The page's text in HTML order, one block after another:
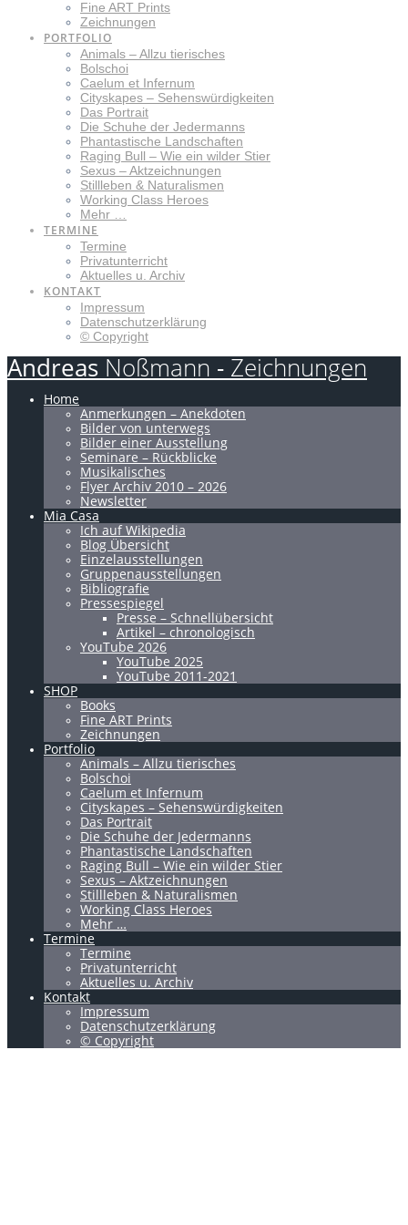
Fine ART Prints
Zeichnungen
PORTFOLIO
Animals – Allzu tierisches
Bolschoi
Caelum et Infernum
Cityskapes – Sehenswürdigkeiten
Das Portrait
Die Schuhe der Jedermanns
Phantastische Landschaften
Raging Bull – Wie ein wilder Stier
Sexus – Aktzeichnungen
Stillleben & Naturalismen
Working Class Heroes
Mehr …
TERMINE
Termine
Privatunterricht
Aktuelles u. Archiv
KONTAKT
Impressum
Datenschutzerklärung
© Copyright
Andreas Noßmann - Zeichnungen
Home
Anmerkungen – Anekdoten
Bilder von unterwegs
Bilder einer Ausstellung
Seminare – Rückblicke
Musikalisches
Flyer Archiv 2010 – 2026
Newsletter
Mia Casa
Ich auf Wikipedia
Blog Übersicht
Einzelausstellungen
Gruppenausstellungen
Bibliografie
Pressespiegel
Presse – Schnellübersicht
Artikel – chronologisch
YouTube 2026
YouTube 2025
YouTube 2011-2021
SHOP
Books
Fine ART Prints
Zeichnungen
Portfolio
Animals – Allzu tierisches
Bolschoi
Caelum et Infernum
Cityskapes – Sehenswürdigkeiten
Das Portrait
Die Schuhe der Jedermanns
Phantastische Landschaften
Raging Bull – Wie ein wilder Stier
Sexus – Aktzeichnungen
Stillleben & Naturalismen
Working Class Heroes
Mehr …
Termine
Termine
Privatunterricht
Aktuelles u. Archiv
Kontakt
Impressum
Datenschutzerklärung
© Copyright